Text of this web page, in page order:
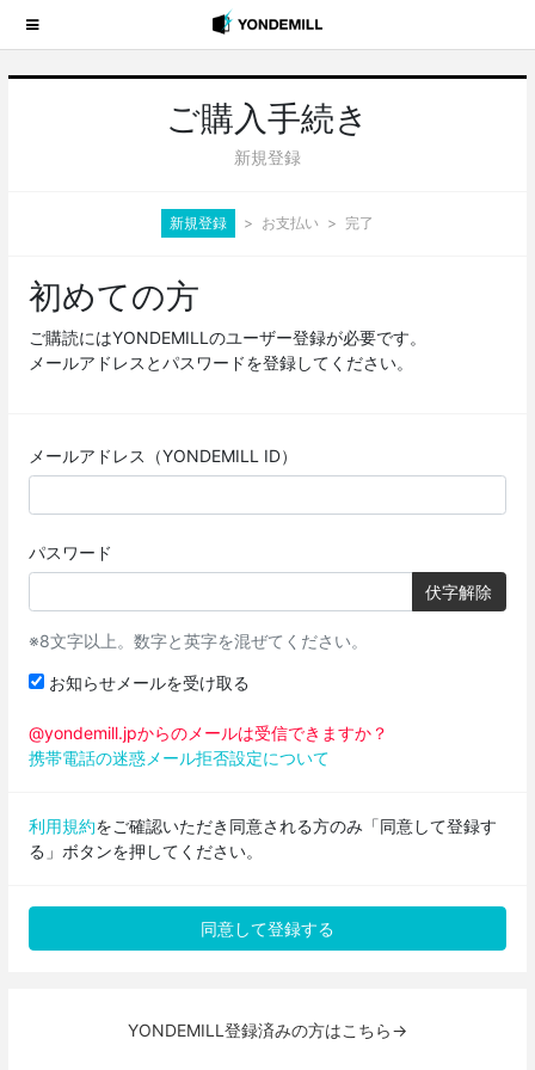
ご購入手続き
新規登録
新規登録 お支払い 完了
初めての方
ご購読にはYONDEMILLのユーザー登録が必要です。
メールアドレスとパスワードを登録してください。
メールアドレス（YONDEMILL ID）
パスワード
伏字解除
※8文字以上。数字と英字を混ぜてください。
お知らせメールを受け取る
@yondemill.jpからのメールは受信できますか？
携帯電話の迷惑メール拒否設定について
利用規約をご確認いただき同意される方のみ「同意して登録す
る」ボタンを押してください。
YONDEMILL登録済みの方はこちら→